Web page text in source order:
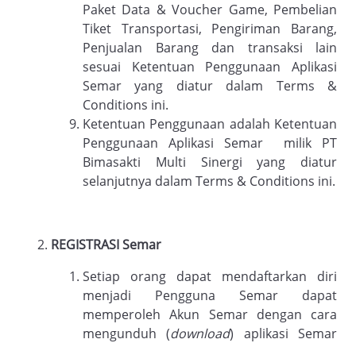
Paket Data & Voucher Game, Pembelian
Tiket Transportasi, Pengiriman Barang,
Penjualan Barang dan transaksi lain
sesuai Ketentuan Penggunaan Aplikasi
Semar yang diatur dalam Terms &
Conditions ini.
Ketentuan Penggunaan adalah Ketentuan
Penggunaan Aplikasi Semar milik PT
Bimasakti Multi Sinergi yang diatur
selanjutnya dalam Terms & Conditions ini.
REGISTRASISemar
Setiap orang dapat mendaftarkan diri
menjadi Pengguna Semar dapat
memperoleh Akun Semar dengan cara
mengunduh (download) aplikasi Semar